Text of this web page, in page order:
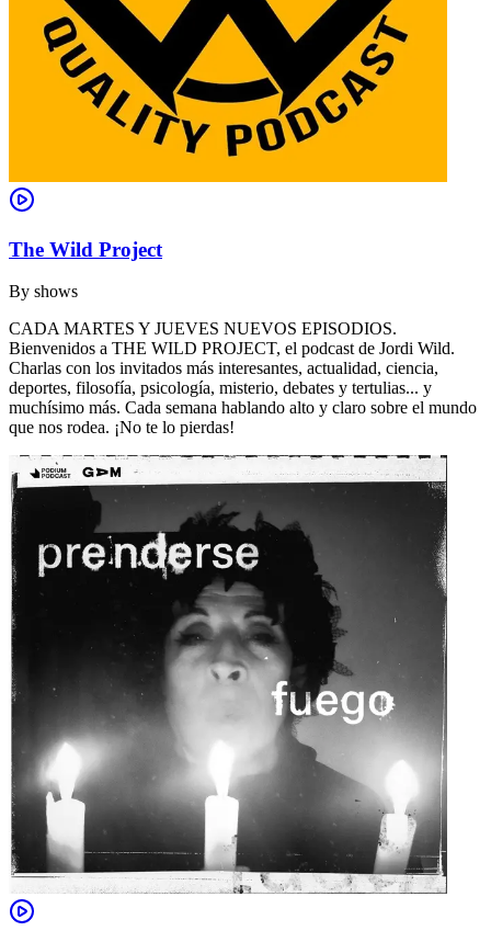
The Wild Project
By shows
CADA MARTES Y JUEVES NUEVOS EPISODIOS.
Bienvenidos a THE WILD PROJECT, el podcast de Jordi Wild.
Charlas con los invitados más interesantes, actualidad, ciencia,
deportes, filosofía, psicología, misterio, debates y tertulias... y
muchísimo más. Cada semana hablando alto y claro sobre el mundo
que nos rodea. ¡No te lo pierdas!